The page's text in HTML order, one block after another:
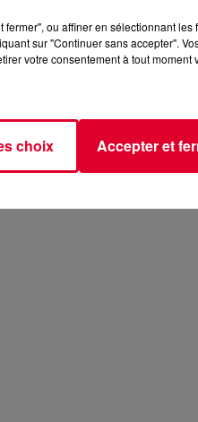
ou affiner en sélectionnant
sur "Continuer sans accepter".
votre consentement à tout
choix Accepter et